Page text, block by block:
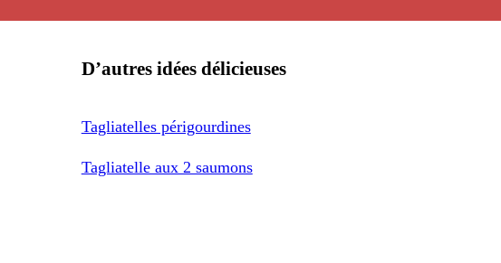
D’autres idées délicieuses
Tagliatelles périgourdines
Tagliatelle aux 2 saumons